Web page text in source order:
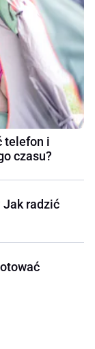
telefon i
czasu?
Jak radzić